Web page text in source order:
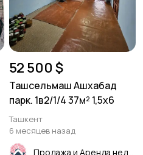
52 500 $
Ташсельмаш Ашхабад
парк. 1в2/1/4 37м² 1,5х6
Ташкент
6 месяцев назад